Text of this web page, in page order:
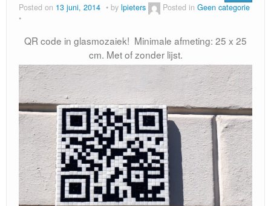
Patronen
artful facilities
Kijken
Locatie / Contact
Posted on 13 juni, 2014 by lpieters Posted in Geen categorie
QR code in glasmozaiek! Minimale afmeting: 25 x 25
cm. Met of zonder lijst.